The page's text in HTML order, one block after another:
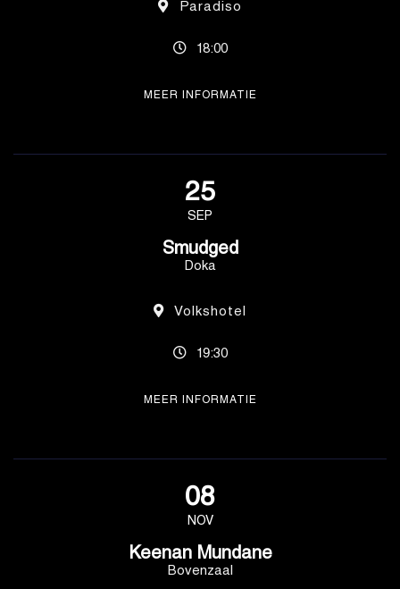
Paradiso
18:00
MEER INFORMATIE
25
SEP
Smudged
Doka
Volkshotel
19:30
MEER INFORMATIE
08
NOV
Keenan Mundane
Bovenzaal